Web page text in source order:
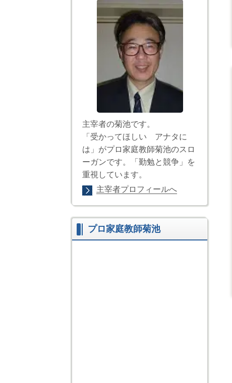
主宰者の菊池です。
「受かってほしい アナタに
は」がプロ家庭教師菊池のスロ
ーガンです。「勤勉と競争」を
重視しています。
主宰者プロフィールへ
プロ家庭教師菊池